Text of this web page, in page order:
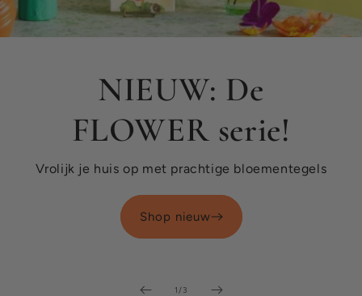
1 /van
3
NIEUW: De
FLOWER serie!
Vrolijk je huis op met prachtige bloementegels
Shop nieuw